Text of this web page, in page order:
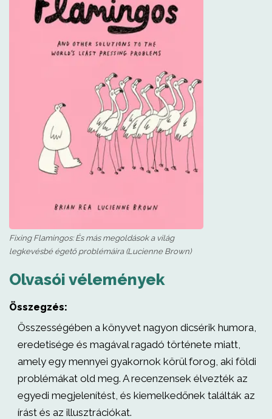
Fixing Flamingos: És más megoldások a világ
legkevésbé égető problémáira (Lucienne Brown)
Olvasói vélemények
Összegzés:
Összességében a könyvet nagyon dicsérik humora,
eredetisége és magával ragadó története miatt,
amely egy mennyei gyakornok körül forog, aki földi
problémákat old meg. A recenzensek élvezték az
egyedi megjelenítést, és kiemelkedőnek találták az
írást és az illusztrációkat.